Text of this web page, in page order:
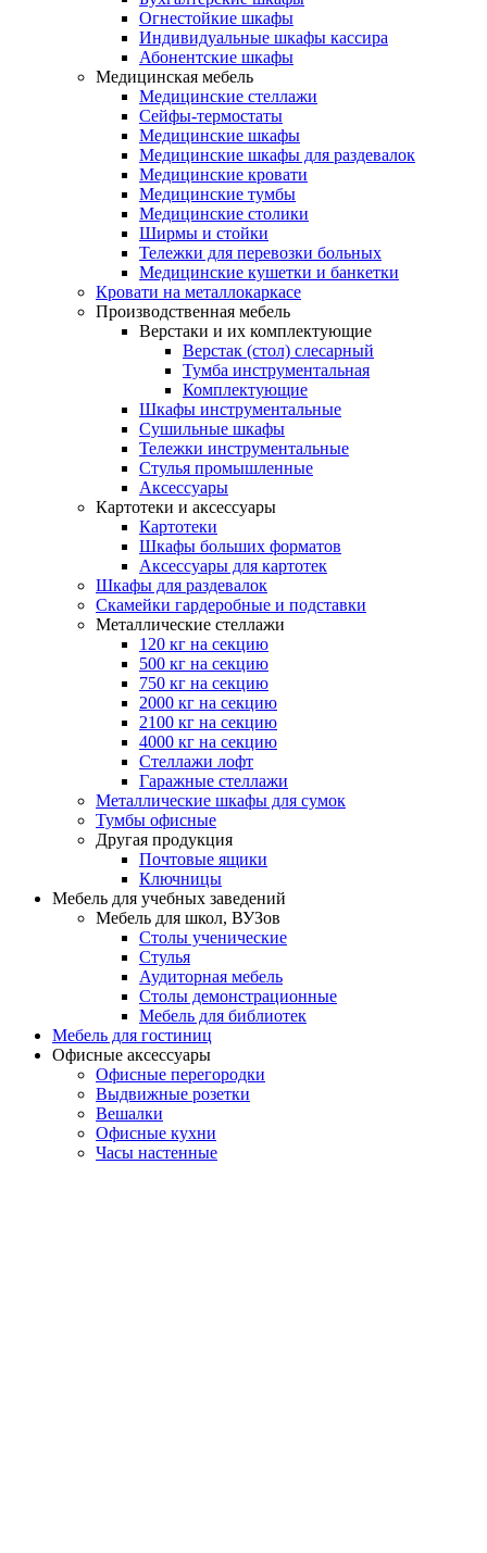
Огнестойкие шкафы
Индивидуальные шкафы кассира
Абонентские шкафы
Медицинская мебель
Медицинские стеллажи
Сейфы-термостаты
Медицинские шкафы
Медицинские шкафы для раздевалок
Медицинские кровати
Медицинские тумбы
Медицинские столики
Ширмы и стойки
Тележки для перевозки больных
Медицинские кушетки и банкетки
Кровати на металлокаркасе
Производственная мебель
Верстаки и их комплектующие
Верстак (стол) слесарный
Тумба инструментальная
Комплектующие
Шкафы инструментальные
Сушильные шкафы
Тележки инструментальные
Стулья промышленные
Аксессуары
Картотеки и аксессуары
Картотеки
Шкафы больших форматов
Аксессуары для картотек
Шкафы для раздевалок
Скамейки гардеробные и подставки
Металлические стеллажи
120 кг на секцию
500 кг на секцию
750 кг на секцию
2000 кг на секцию
2100 кг на секцию
4000 кг на секцию
Стеллажи лофт
Гаражные стеллажи
Металлические шкафы для сумок
Тумбы офисные
Другая продукция
Почтовые ящики
Ключницы
Мебель для учебных заведений
Мебель для школ, ВУЗов
Столы ученические
Стулья
Аудиторная мебель
Столы демонстрационные
Мебель для библиотек
Мебель для гостиниц
Офисные аксессуары
Офисные перегородки
Выдвижные розетки
Вешалки
Офисные кухни
Часы настенные